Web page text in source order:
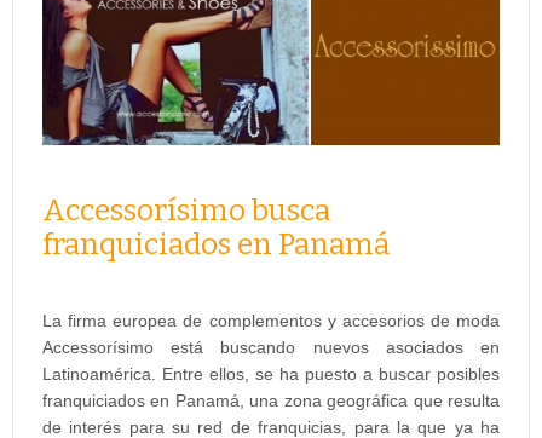
Accessorísimo busca
franquiciados en Panamá
La firma europea de complementos y accesorios de moda
Accessorísimo está buscando nuevos asociados en
Latinoamérica. Entre ellos, se ha puesto a buscar posibles
franquiciados en Panamá, una zona geográfica que resulta
de interés para su red de franquicias, para la que ya ha